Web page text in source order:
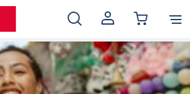
MEIN
KONTO